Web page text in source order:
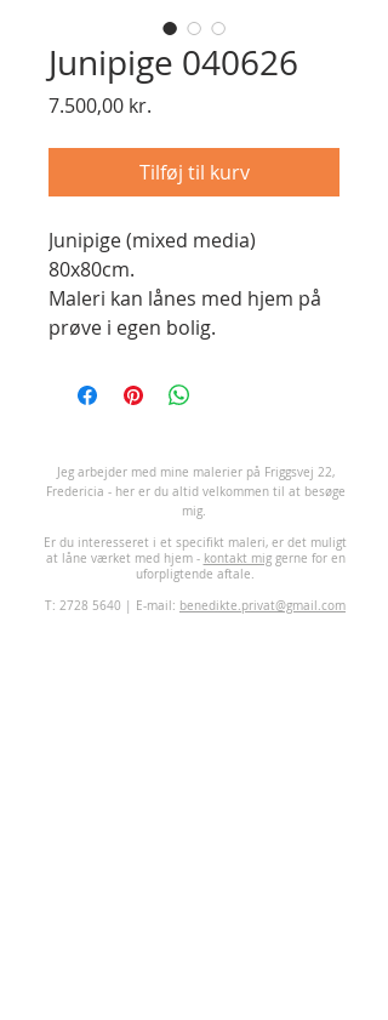
Junipige 040626
7.500,00 kr.
Tilføj til kurv
Junipige (mixed media)
80x80cm.
Maleri kan lånes med hjem på
prøve i egen bolig.
eg arbejder med mine malerier på Friggsvej 22,
Fredericia - her er du altid velkommen til at besøge
mig.
Er du interesseret i et specifikt maleri, er det muligt
at låne værket med hjem - kontakt miggerne for en
uforpligtende aftale.
T: 2728 5640 | E-mail: benedikte.privat@gmail.com